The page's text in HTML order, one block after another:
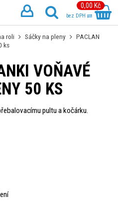
0,00 Kč
bez DPH
roli Sáčky na pleny
PACLAN
ks
VOŇAVÉ
50 KS
pultu a kočárku.